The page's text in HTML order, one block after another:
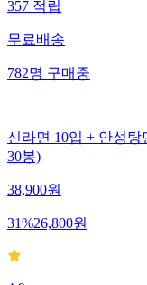
357적립
무료배송
782명구매중
신라면 10입 + 안성탕
30봉)
38,900원
31%26,800원